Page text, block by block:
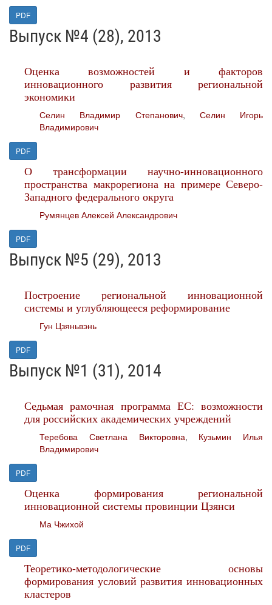
PDF
Выпуск №4 (28), 2013
Оценка возможностей и факторов
инновационного развития региональной
экономики
Селин Владимир Степанович, Селин Игорь
Владимирович
PDF
О трансформации научно-инновационного
пространства макрорегиона на примере Северо-
Западного федерального округа
Румянцев Алексей Александрович
PDF
Выпуск №5 (29), 2013
Построение региональной инновационной
системы и углубляющееся реформирование
Гун Цзяньвэнь
PDF
Выпуск №1 (31), 2014
Седьмая рамочная программа ЕС: возможности
для российских академических учреждений
Теребова Светлана Викторовна, Кузьмин Илья
Владимирович
PDF
Оценка формирования региональной
инновационной системы провинции Цзянси
Ма Чжихой
PDF
Теоретико-методологические основы
формирования условий развития инновационных
кластеров